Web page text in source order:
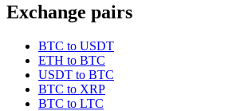
Exchange pairs
BTC to USDT
ETH to BTC
USDT to BTC
BTC to XRP
BTC to LTC